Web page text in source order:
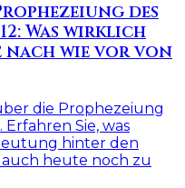
des
Was wirklich
nach wie vor von
die Prophezeiung
Erfahren Sie, was
hinter den
heute noch zu